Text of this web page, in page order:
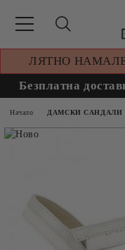
ЛЯТНО
Безплатна
Начало ДАМСКИ САНДАЛИ